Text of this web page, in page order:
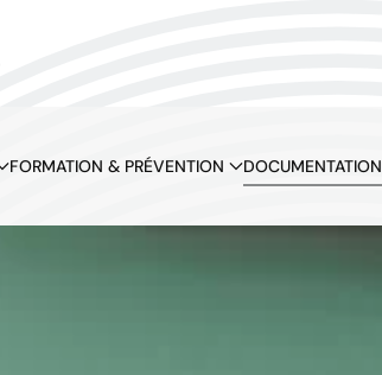
FORMATION & PRÉVENTION DOCUMENTATION